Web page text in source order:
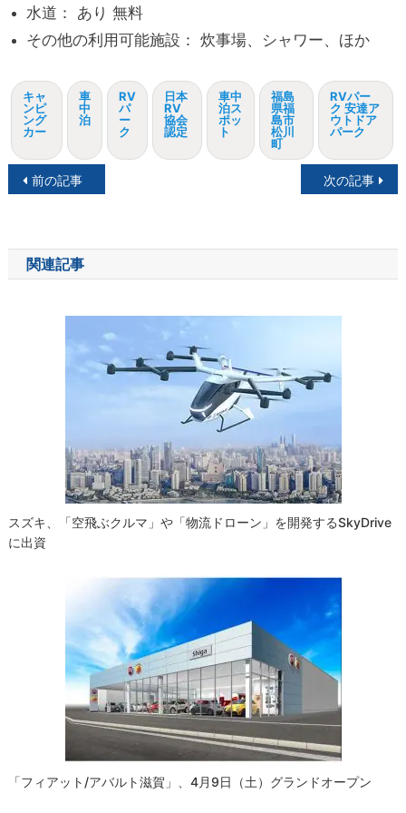
水道： あり 無料
その他の利用可能施設： 炊事場、シャワー、ほか
キャ
ンピ
ング
カー
車
中
泊
RV
パ
ー
ク
日本
RV
協会
認定
車中
泊ス
ポッ
ト
福島
県福
島市
松川
町
RVパー
ク 安達ア
ウトドア
パーク
投
ナ
ビ
前の記事 次の記事
関連記事
スズキ、「空飛ぶクルマ」や「物流ドローン」を開発するSkyDrive
に出資
「フィアット/アバルト滋賀」、4月9日（土）グランドオープン